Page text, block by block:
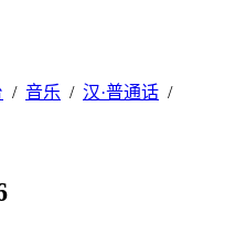
/ 音乐 / 汉·普通话 /